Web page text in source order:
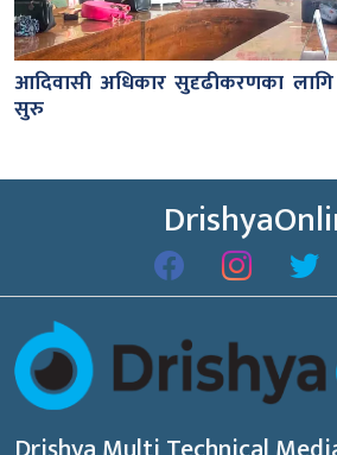
आदिवासी अधिकार सुदृढीकरणका लागि
सुरु